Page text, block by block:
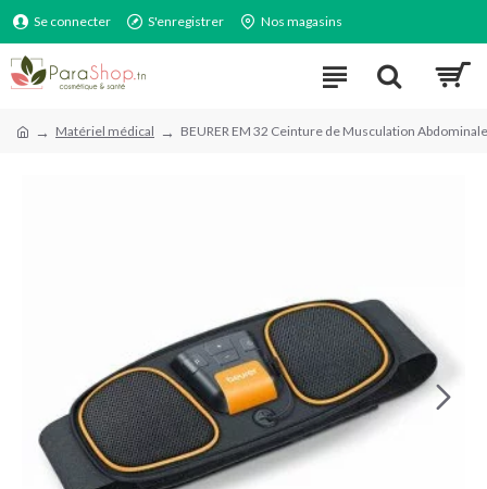
Se connecter S'enregistrer Nos magasins
Matériel médical BEURER EM 32 Ceinture de Musculation Abdominale